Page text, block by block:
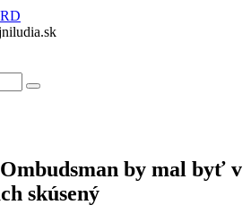
by mal byť v
skúsený